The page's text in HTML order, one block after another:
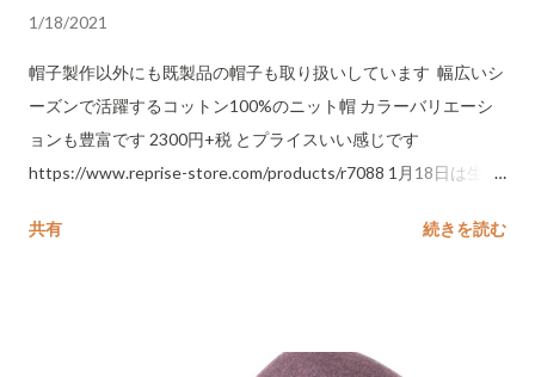
1/18/2021
帽子製作以外にも既製品の帽子も取り扱いしています 幅広いシ
ーズンで活躍するコットン100%のニット帽 カラーバリエーシ
ョンも豊富です 2300円+税 とプライスいい感じです
https://www.reprise-store.com/products/r7088 1月18日は生地
までにはオープンできると思います。 ご来店の際はご注意くだ
共有 続きを読む